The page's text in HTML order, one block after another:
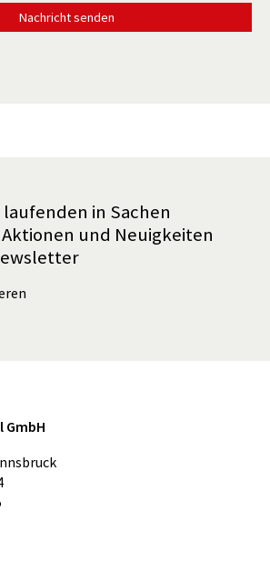
laufenden in Sachen
und Neuigkeiten
GmbH